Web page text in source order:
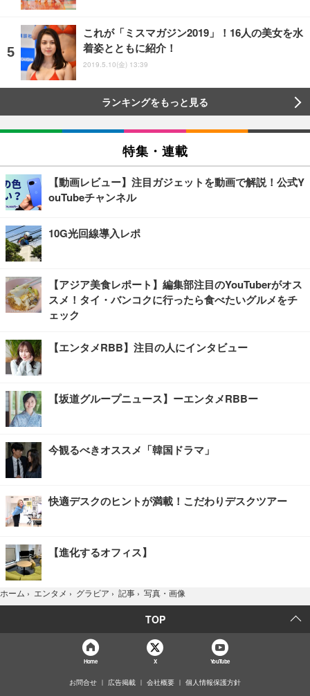
これが「ミスマガジン2019」！16人の美女を水
着姿とともに紹介！
2019.5.10(金) 13:39
ランキングをもっと見る
特集・連載
【動画レビュー】注目ガジェットを動画で解説！公式Y
ouTubeチャンネル
10G光回線導入レポ
【アジア美食レポート】編集部注目のYouTuberがオス
スメ！タイ・バンコクに行ったら食べたいグルメをチ
ェック
【エンタメRBB】注目の人にインタビュー
【坂道グループニュース】ーエンタメRBBー
今観るべきオススメ「韓国ドラマ」
快適デスクのヒントが満載！こだわりデスクツアー
【進化するオフィス】
ホーム › エンタメ › グラビア › 記事 › 写真・画像
TOP
Home X YouTube
お問合せ 広告掲載 会社概要 個人情報保護方針